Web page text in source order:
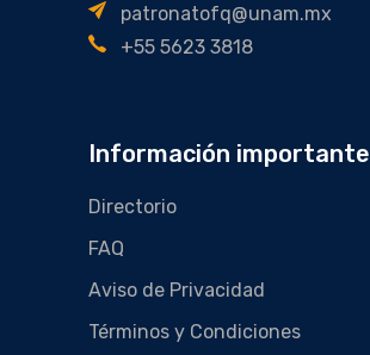
patronatofq@unam.mx
+55 5623 3818
Información importante
Directorio
FAQ
Aviso de Privacidad
Términos y Condiciones